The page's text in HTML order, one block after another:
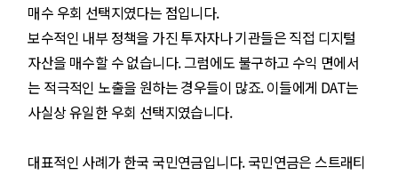
매수 우회 선택지였다는 점입니다.
보수적인 내부 정책을 가진 투자자나 기관들은 직접 디지털
자산을 매수할 수 없습니다. 그럼에도 불구하고 수익 면에서
는 적극적인 노출을 원하는 경우들이 많죠. 이들에게 DAT는
사실상 유일한 우회 선택지였습니다.
대표적인 사례가 한국 국민연금입니다. 국민연금은 스트래티